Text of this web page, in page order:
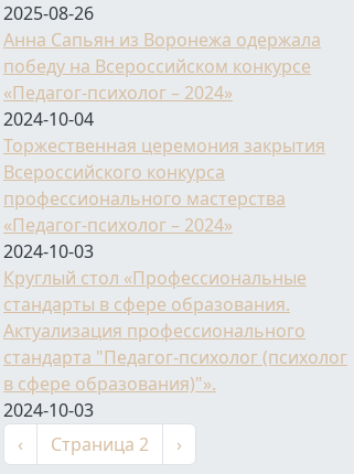
2025-08-26
Анна Сапьян из Воронежа одержала
победу на Всероссийском конкурсе
«Педагог-психолог – 2024»
2024-10-04
Торжественная церемония закрытия
Всероссийского конкурса
профессионального мастерства
«Педагог-психолог – 2024»
2024-10-03
Круглый стол «Профессиональные
стандарты в сфере образования.
Актуализация профессионального
стандарта "Педагог-психолог (психолог
в сфере образования)"».
2024-10-03
Нумерация страниц
←‹ Страница 2 Следующая
›